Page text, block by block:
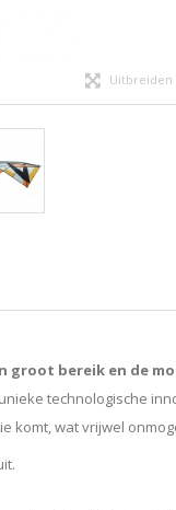
Uitbreiden
groot bereik en de
technologische
komt, wat vrijwel